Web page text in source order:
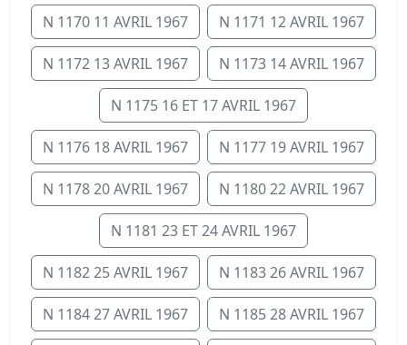
N 1170 11 AVRIL 1967 N 1171 12 AVRIL 1967
N 1172 13 AVRIL 1967 N 1173 14 AVRIL 1967
N 1175 16 ET 17 AVRIL 1967
N 1176 18 AVRIL 1967 N 1177 19 AVRIL 1967
N 1178 20 AVRIL 1967 N 1180 22 AVRIL 1967
N 1181 23 ET 24 AVRIL 1967
N 1182 25 AVRIL 1967 N 1183 26 AVRIL 1967
N 1184 27 AVRIL 1967 N 1185 28 AVRIL 1967